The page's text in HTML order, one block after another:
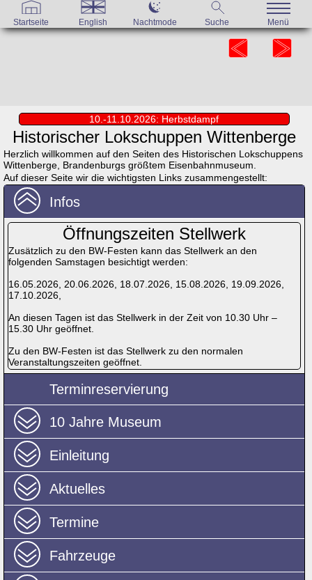
Startseite English Nachtmode Suche Menü
10.-11.10.2026: Herbstdampf
Historischer Lokschuppen Wittenberge
Herzlich willkommen auf den Seiten des Historischen Lokschuppens
Wittenberge, Brandenburgs größtem Eisenbahnmuseum.
Auf dieser Seite wir die wichtigsten Links zusammengestellt:
Infos
Öffnungszeiten Stellwerk
Zusätzlich zu den BW-Festen kann das Stellwerk an den
folgenden Samstagen besichtigt werden:
16.05.2026, 20.06.2026, 18.07.2026, 15.08.2026, 19.09.2026,
17.10.2026,
An diesen Tagen ist das Stellwerk in der Zeit von 10.30 Uhr –
15.30 Uhr geöffnet.
Zu den BW-Festen ist das Stellwerk zu den normalen
Veranstaltungszeiten geöffnet.
Terminreservierung
10 Jahre Museum
Einleitung
Aktuelles
Termine
Fahrzeuge